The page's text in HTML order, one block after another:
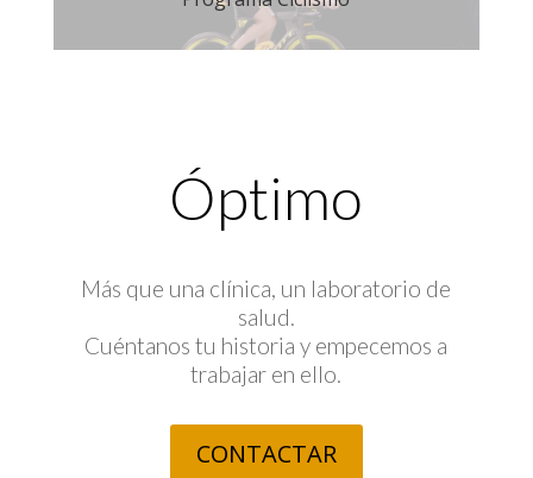
Óptimo
Más que una clínica, un laboratorio de
salud.
Cuéntanos tu historia y empecemos a
trabajar en ello.
CONTACTAR